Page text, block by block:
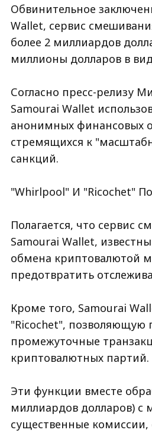
Обвинительное
Wallet, сервис
более 2 миллиардов
миллионы долларов в
Согласно пресс-релизу
Samourai Wallet
анонимных финансовых
стремящихся к
санкций.
"Whirlpool" И "Ricochet"
Полагается, что сервис
Samourai Wallet,
обмена криптовалютой
предотвратить
Кроме того, Samourai
"Ricochet", позволяющую
промежуточные
криптовалютных партий.
Эти функции вместе
миллиардов долларов) с
существенные